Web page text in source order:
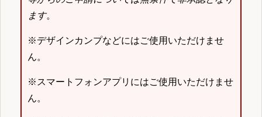
ます。
※デザインカンプなどにはご使用いただけませ
ん。
※スマートフォンアプリにはご使用いただけませ
ん。